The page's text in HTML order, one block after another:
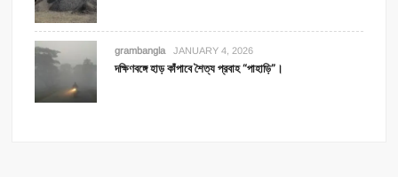
grambangla JANUARY 4, 2026
দক্ষিণবঙ্গে হাড় কাঁপাবে শৈত্য প্রবাহ “পাহাড়ি”।